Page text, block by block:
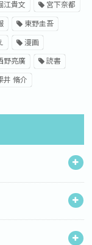
江貴文 宮下奈都
東野圭吾
漫画
野亮廣 読書
井 脩介